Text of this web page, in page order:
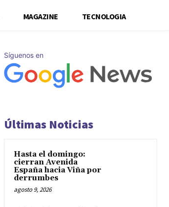
MAGAZINE TECNOLOGIA
Síguenos en
Últimas Noticias
Hasta el domingo:
cierran Avenida
España hacia Viña por
derrumbes
agosto 9, 2026